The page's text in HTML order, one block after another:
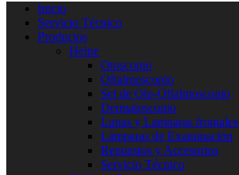
Inicio
Servicio Técnico
Productos
Heine
Otoscopio
Oftalmoscopio
Set de Oto-Oftalmoscopio
Dermatoscopio
Lupas y Lamparas frontales
Lámparas de Examinación
Repuestos y Accesorios
Servicio Técnico